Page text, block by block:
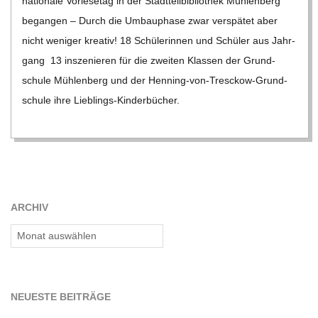
began­gen – Durch die Umbau­phase zwar ver­spä­tet aber
nicht weni­ger krea­tiv! 18 Schü­le­rin­nen und Schü­ler aus Jahr­
gang 13 insze­nie­ren für die zwei­ten Klas­sen der Grund­
schule Müh­len­berg und der Hen­­ning-von-Tre­­sc­­kow-Grun­d­­
schule ihre Lieb­lings-Kin­der­bü­cher.
ARCHIV
Archiv
NEU­ESTE BEITRÄGE